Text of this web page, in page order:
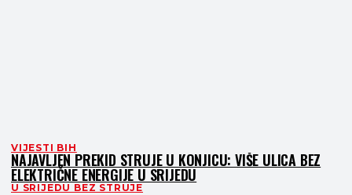
VIJESTI BIH
NAJAVLJEN PREKID STRUJE U KONJICU: VIŠE ULICA BEZ
ELEKTRIČNE ENERGIJE U SRIJEDU
U SRIJEDU BEZ STRUJE